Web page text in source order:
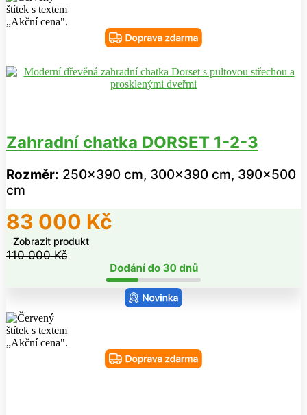
Zahradní chatka DORSET 1-2-3
Rozměr: 250x390 cm, 300x390 cm, 390x500
cm
83 000 Kč
Zobrazit produkt
110 000Kč